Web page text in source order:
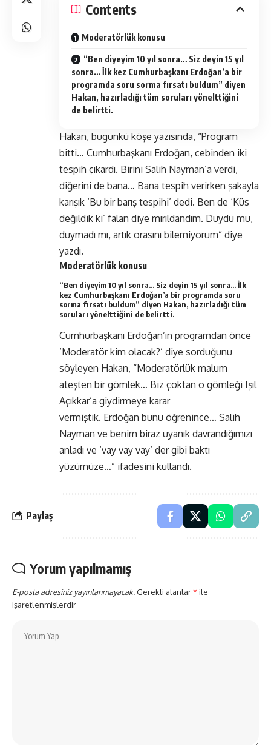
Contents
Moderatörlük konusu
“Ben diyeyim 10 yıl sonra… Siz deyin 15 yıl
sonra… İlk kez Cumhurbaşkanı Erdoğan’a bir
programda soru sorma fırsatı buldum” diyen
Hakan, hazırladığı tüm soruları yönelttiğini
de belirtti.
Hakan, bugünkü köşe yazısında, “Program
bitti… Cumhurbaşkanı Erdoğan, cebinden iki
tespih çıkardı. Birini Salih Nayman’a verdi,
diğerini de bana… Bana tespih verirken şakayla
karışık ‘Bu bir barış tespihi’ dedi. Ben de ‘Küs
değildik ki’ falan diye mırıldandım. Duydu mu,
duymadı mı, artık orasını bilemiyorum” diye
yazdı.
Moderatörlük konusu
“Ben diyeyim 10 yıl sonra… Siz deyin 15 yıl sonra… İlk
kez Cumhurbaşkanı Erdoğan’a bir programda soru
sorma fırsatı buldum” diyen Hakan, hazırladığı tüm
soruları yönelttiğini de belirtti.
Cumhurbaşkanı Erdoğan’ın programdan önce
‘Moderatör kim olacak?’ diye sorduğunu
söyleyen Hakan, “Moderatörlük malum
ateşten bir gömlek… Biz çoktan o gömleği Işıl
Açıkkar’a giydirmeye karar
vermiştik. Erdoğan bunu öğrenince… Salih
Nayman ve benim biraz uyanık davrandığımızı
anladı ve ‘vay vay vay’ der gibi baktı
yüzümüze…” ifadesini kullandı.
Paylaş
Yorum yapılmamış
E-posta adresiniz yayınlanmayacak. Gerekli alanlar*ile
işaretlenmişlerdir